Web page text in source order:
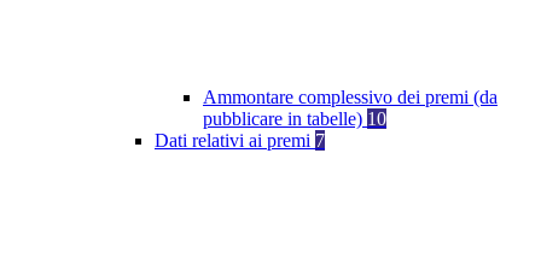
Ammontare complessivo dei premi (da
pubblicare in tabelle) 10
Dati relativi ai premi 7